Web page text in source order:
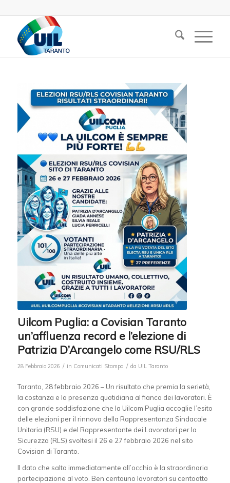
Uilcom Puglia: a Covisian Taranto
un’affluenza record e l’elezione di
Patrizia D’Arcangelo come RSU/RLS
28 Febbraio 2026 / in Comunicati Stampa / da UIL Taranto
Taranto, 28 febbraio 2026 – Un risultato che premia la serietà,
la costanza e la presenza quotidiana al fianco dei lavoratori. È
con grande soddisfazione che la Uilcom Puglia accoglie l’esito
delle elezioni per il rinnovo della Rappresentanza Sindacale
Unitaria (RSU) e del Rappresentante dei Lavoratori per la
Sicurezza (RLS) svoltesi il 26 e 27 febbraio 2026 nel sito
Covisian di Taranto.
Il dato che salta immediatamente all’occhio è la straordinaria
partecipazione al voto. Ben centouno lavoratori su centootto